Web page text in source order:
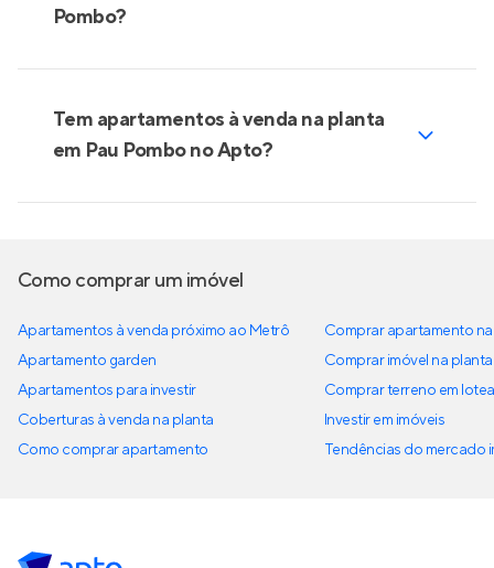
Pombo?
Tem apartamentos à venda na planta
em Pau Pombo no Apto?
Como comprar um imóvel
Apartamentos à venda próximo ao Metrô
Apartamento garden
Apartamentos para investir
Coberturas à venda na planta
Como comprar apartamento
Comprar apartamento
Comprar imóvel na planta
Comprar terreno em
Investir em imóveis
Tendências do mercado